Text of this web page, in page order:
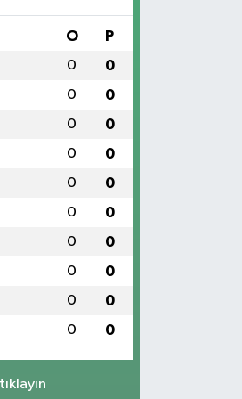
O P
0 0
0 0
0 0
0 0
0 0
0 0
0 0
0 0
0 0
0 0